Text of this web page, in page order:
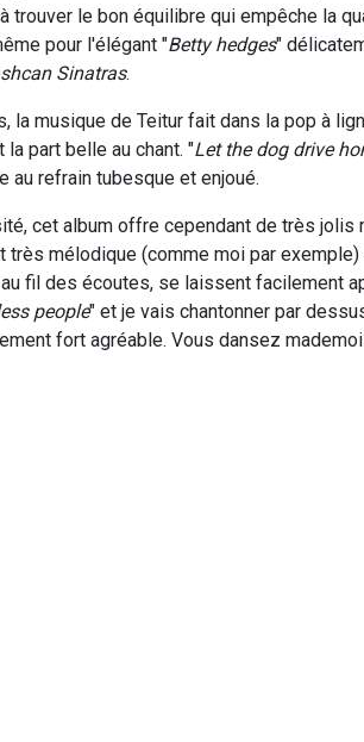
trouver le bon équilibre qui empêche la
pour l'élégant "Betty hedges"
Sinatras.
la musique de Teitur fait dans la pop à
part belle au chant. "Let the dog drive
au refrain tubesque et enjoué.
cet album offre cependant de très
très mélodique (comme moi par
fil des écoutes, se laissent facilement
people" et je vais chantonner par
fort agréable. Vous dansez